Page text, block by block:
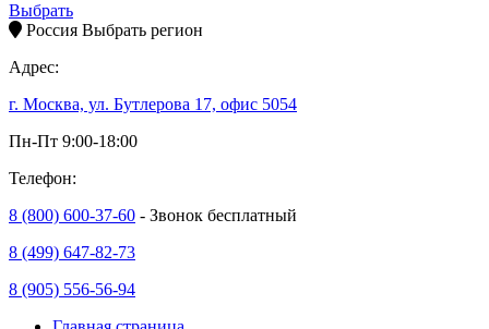
Выбрать
Россия Выбрать регион
Адрес:
г. Москва, ул. Бутлерова 17, офис 5054
Пн-Пт 9:00-18:00
Телефон:
8 (800) 600-37-60 - Звонок бесплатный
8 (499) 647-82-73
8 (905) 556-56-94